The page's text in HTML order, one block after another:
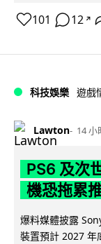
101 12 ↗
科技娛樂 遊戲
Lawton 14 小
PS6 及次
機恐拖累
爆料媒體披露
裝置預計 2027 年